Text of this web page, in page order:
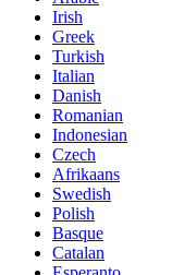
Irish
Greek
Turkish
Italian
Danish
Romanian
Indonesian
Czech
Afrikaans
Swedish
Polish
Basque
Catalan